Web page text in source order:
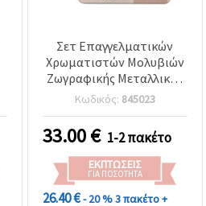
Σετ Επαγγελματικών
Χρωματιστών Μολυβιών
Ζωγραφικής Μεταλλικού
Εφέ με Χρωματολόγιο σε
Μεταλλική Κασετίνα,
Kalour - 50 Χρώματα
Κωδικός: 845023
33.00€ 1-2 πακέτο
ΕΚΠΤΏΣΕΙΣ
ΓΙΑ ΠΟΣΌΤΗΤΑ
26.40 €- 20 %3 πακέτο +